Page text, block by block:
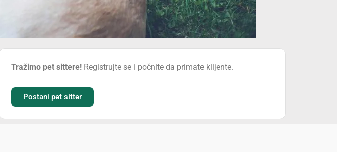
Tražimo pet sittere! Registrujte se i počnite da primate klijente.
Postani pet sitter